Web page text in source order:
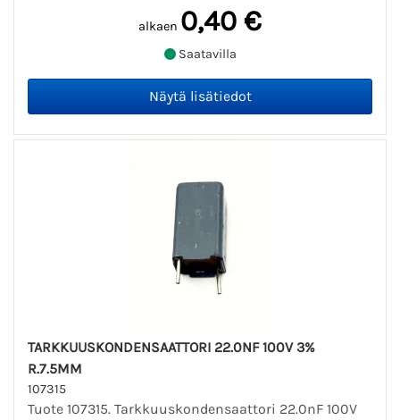
alkaen 0,40 €
Saatavilla
TARKKUUSKONDENSAATTORI 22.0NF 100V 3%
R.7.5MM
107315
Tuote 107315. Tarkkuuskondensaattori 22.0nF 100V